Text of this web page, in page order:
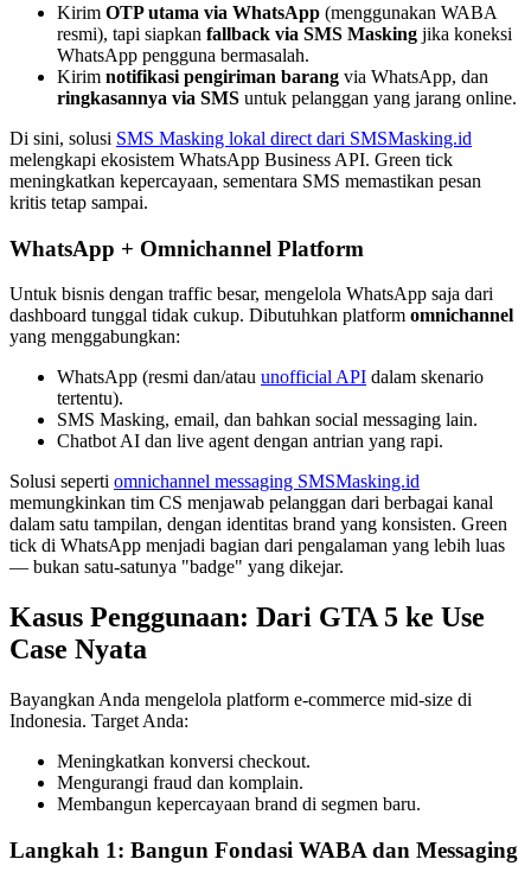
Kirim OTP utama via WhatsApp (menggunakan WABA
resmi), tapi siapkan fallback via SMS Masking jika koneksi
WhatsApp pengguna bermasalah.
Kirim notifikasi pengiriman barang via WhatsApp, dan
ringkasannya via SMS untuk pelanggan yang jarang online.
Di sini, solusi SMS Masking lokal direct dari SMSMasking.id
melengkapi ekosistem WhatsApp Business API. Green tick
meningkatkan kepercayaan, sementara SMS memastikan pesan
kritis tetap sampai.
WhatsApp + Omnichannel Platform
Untuk bisnis dengan traffic besar, mengelola WhatsApp saja dari
dashboard tunggal tidak cukup. Dibutuhkan platform omnichannel
yang menggabungkan:
WhatsApp (resmi dan/atau unofficial API dalam skenario
tertentu).
SMS Masking, email, dan bahkan social messaging lain.
Chatbot AI dan live agent dengan antrian yang rapi.
Solusi seperti omnichannel messaging SMSMasking.id
memungkinkan tim CS menjawab pelanggan dari berbagai kanal
dalam satu tampilan, dengan identitas brand yang konsisten. Green
tick di WhatsApp menjadi bagian dari pengalaman yang lebih luas
— bukan satu-satunya "badge" yang dikejar.
Kasus Penggunaan: Dari GTA 5 ke Use
Case Nyata
Bayangkan Anda mengelola platform e-commerce mid-size di
Indonesia. Target Anda:
Meningkatkan konversi checkout.
Mengurangi fraud dan komplain.
Membangun kepercayaan brand di segmen baru.
Langkah 1: Bangun Fondasi WABA dan Messaging